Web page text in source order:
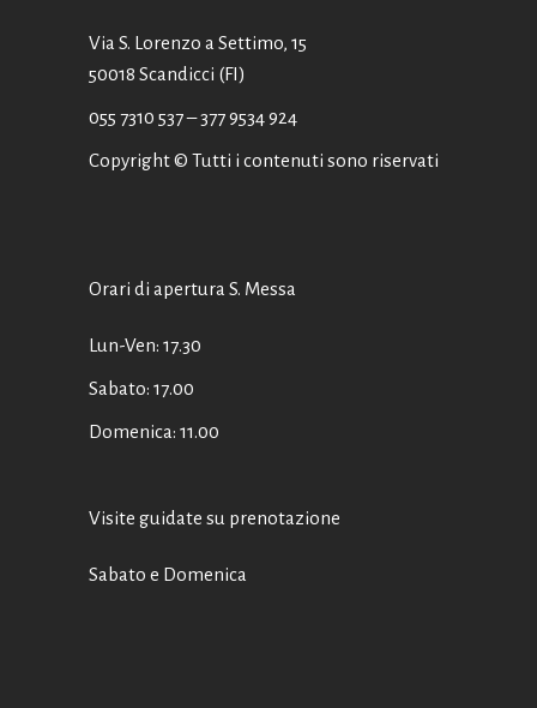
Via S. Lorenzo a Settimo, 15
50018 Scandicci (FI)
055 7310 537– 377 9534 924
Copyright © Tutti i contenuti sono riservati
Orari di apertura S. Messa
Lun-Ven: 17.30
Sabato: 17.00
Domenica: 11.00
Visite guidate su prenotazione
Sabato e Domenica